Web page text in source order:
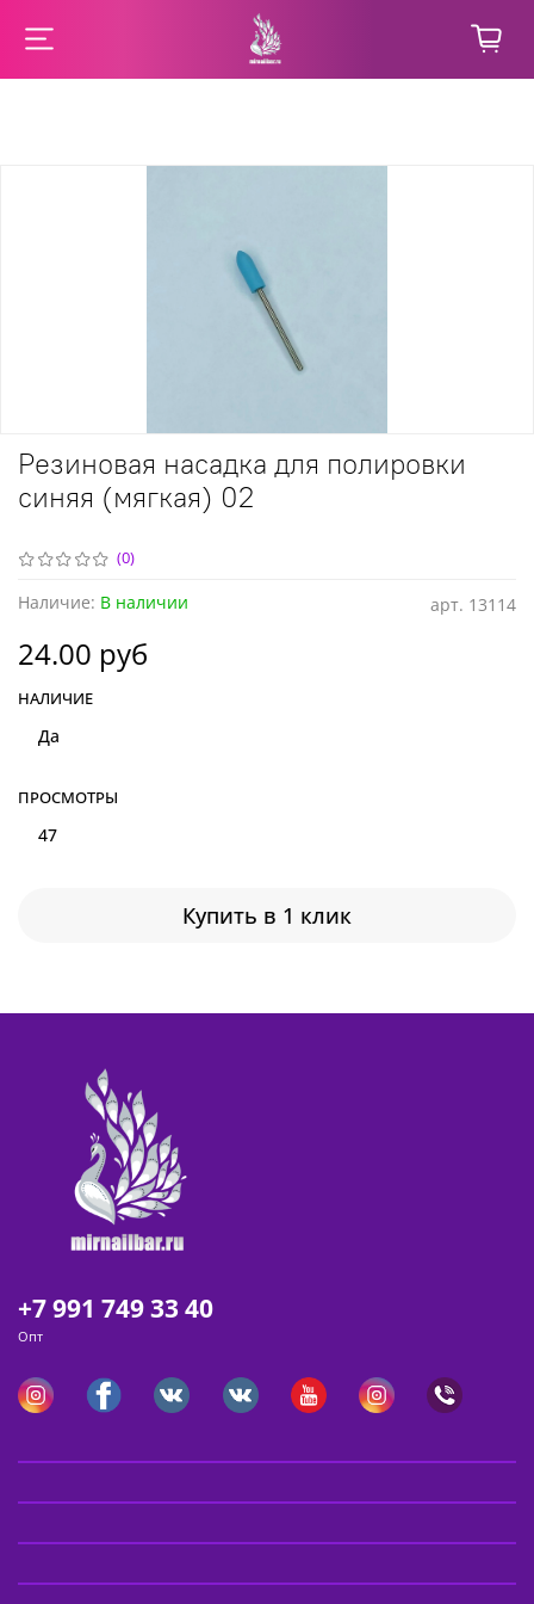
(0)
арт. 13114
Наличие: В наличии
Резиновая насадка для полировки
синяя (мягкая) 02
24.00 руб
Купить в 1 клик
НАЛИЧИЕ
Да
ПРОСМОТРЫ
47
+7 991 749 33 40
Опт